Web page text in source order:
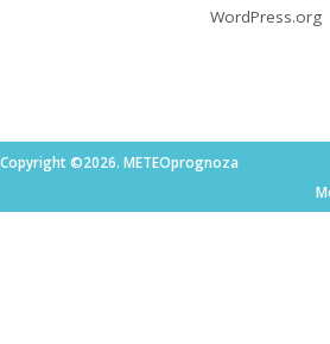
WordPress.org
Copyright ©2026. METEOprognoza